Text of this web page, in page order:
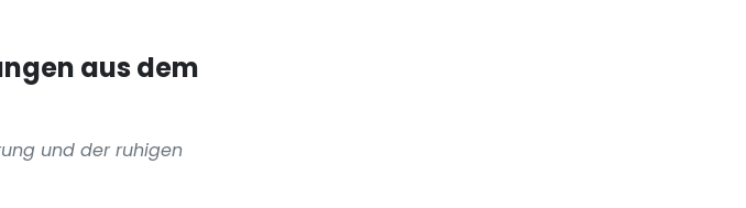
aus dem
und der ruhigen